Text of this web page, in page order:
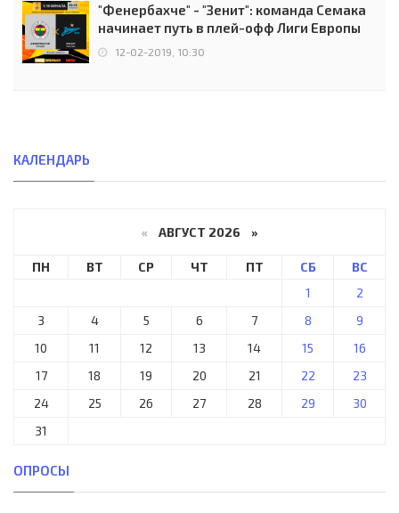
"Фенербахче" - "Зенит": команда Семака
начинает путь в плей-офф Лиги Европы
12-02-2019, 10:30
КАЛЕНДАРЬ
« АВГУСТ 2026 »
ПН ВТ СР ЧТ ПТ СБ
ВС
1
2
3
4 5 6 7 8
9
10
11 12 13 14 15
16
17
18 19 20 21 22
23
24
25 26 27 28 29
30
31
ОПРОСЫ